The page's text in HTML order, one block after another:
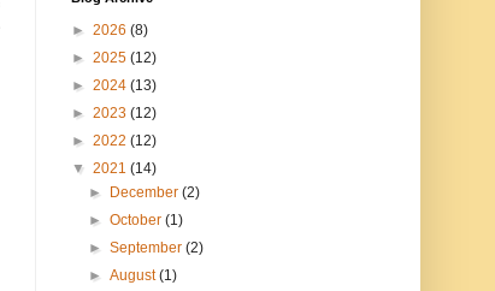
► 2026 (8)
► 2025 (12)
► 2024 (13)
► 2023 (12)
► 2022 (12)
▼ 2021 (14)
► December(2)
►October(1)
►September(2)
►August(1)